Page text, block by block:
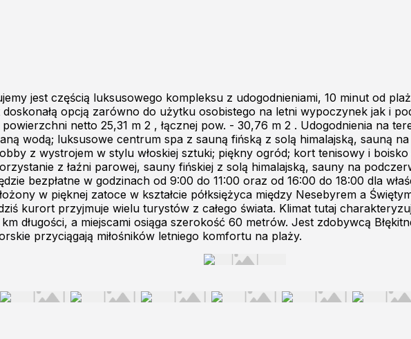
jest częścią luksusowego kompleksu z udogodnieniami, 10 minut od
opcją zarówno do użytku osobistego na letni wypoczynek jak i
netto 25,31 m 2 , łącznej pow. - 30,76 m 2 . Udogodnienia na
wodą; luksusowe centrum spa z sauną fińską z solą himalajską, sauną
z wystrojem w stylu włoskiej sztuki; piękny ogród; kort tenisowy i
z łaźni parowej, sauny fińskiej z solą himalajską, sauny na
bezpłatne w godzinach od 9:00 do 11:00 oraz od 16:00 do 18:00 dla
w pięknej zatoce w kształcie półksiężyca między Nesebyrem a
kurort przyjmuje wielu turystów z całego świata. Klimat tutaj
długości, a miejscami osiąga szerokość 60 metrów. Jest zdobywcą
przyciągają miłośników letniego komfortu na plaży.